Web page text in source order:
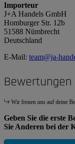
Importeur
J+A Handels GmbH
Homburger Str. 12b
51588 Nümbrecht
Deutschland
E-Mail: team@ja-
Bewertungen
Wir freuen uns auf deine
Geben Sie die erste
Sie Anderen bei der